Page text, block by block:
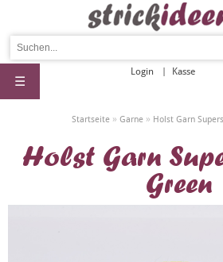
Login Kasse
☰
Startseite » Garne » Holst Garn
Holst Garn
Green